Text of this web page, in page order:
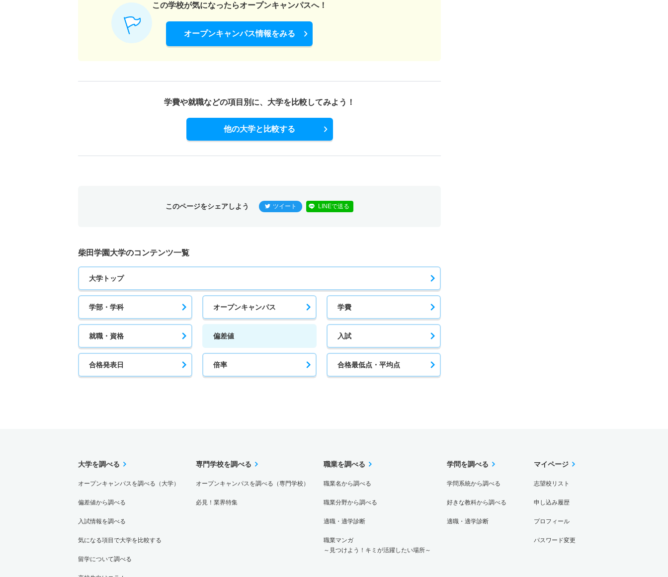
この学校が気になったらオープンキャンパスへ！
オープンキャンパス情報をみる
学費や就職などの項目別に、 大学を比較してみよう！
他の大学と比較する
このページをシェアしよう ツイート LINEで送る
柴田学園大学のコンテンツ一覧
大学トップ
学部・学科 オープンキャンパス 学費
就職・資格 偏差値 入試
合格発表日 倍率 合格最低点・平均点
大学を調べる
オープンキャンパスを調べる（大学）
偏差値から調べる
入試情報を調べる
気になる項目で大学を比較する
留学について調べる
専門学校を調べる
オープンキャンパスを調べる（専門学校）
必見！業界特集
職業を調べる
職業名から調べる
職業分野から調べる
適職・適学診断
職業マンガ
～見つけよう！キミが活躍したい場所～
学問を調べる
学問系統から調べる
好きな教科から調べる
適職・適学診断
マイページ
志望校リスト
申し込み履歴
プロフィール
パスワード変更